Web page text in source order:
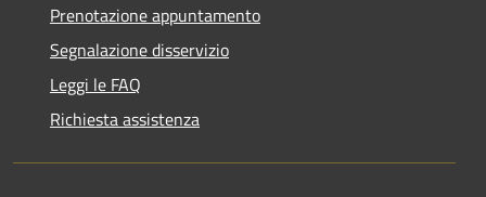
Prenotazione appuntamento
Segnalazione disservizio
Leggi le FAQ
Richiesta assistenza